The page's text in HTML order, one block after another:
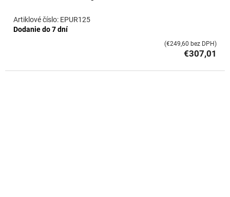
Dodanie do 7 dní
EPUR125
€307,01
(€249,60 bez DPH)